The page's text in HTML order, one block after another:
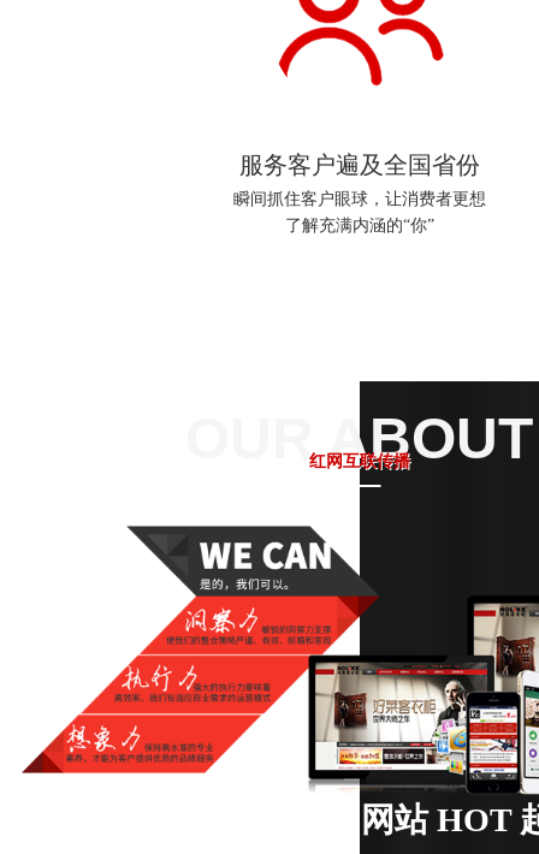
服务客户遍及全国省份
瞬间抓住客户眼球，让消费者更想
了解充满内涵的“你”
红网互联传播
OUR ABOUT
深圳红网 - 让客户网站 HOT